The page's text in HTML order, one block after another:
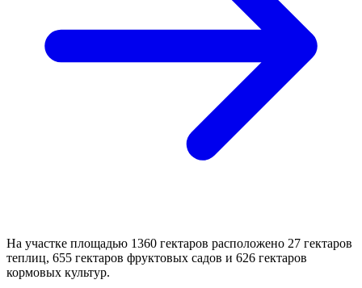
На участке площадью 1360 гектаров расположено 27 гектаров
теплиц, 655 гектаров фруктовых садов и 626 гектаров
кормовых культур.